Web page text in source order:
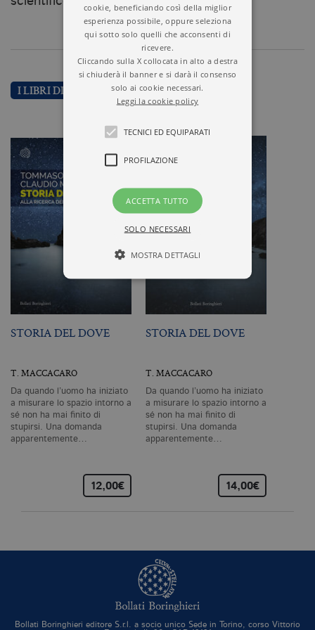
I LIBRI DI TOMMASO MACCACARO
STORIA DEL DOVE
T. MACCACARO
Da quando l’uomo ha iniziato
a misurare lo spazio intorno a
sé non ha mai finito di
stupirsi. Una domanda
apparentemente…
12,00€
STORIA DEL DOVE
T. MACCACARO
Da quando l’uomo ha iniziato
a misurare lo spazio intorno a
sé non ha mai finito di
stupirsi. Una domanda
apparentemente…
14,00€
Bollati Boringhieri editore S.r.l. a socio unico Sede in Torino, corso Vittorio
cookie, beneficiando così della miglior
esperienza possibile, oppure seleziona
qui sotto solo quelli che acconsenti di
ricevere.
Cliccando sulla X collocata in alto a destra
si chiuderà il banner e si darà il consenso
solo ai cookie necessari.
Leggi la cookie policy
TECNICI ED EQUIPARATI
PROFILAZIONE
ACCETTA TUTTO
SOLO NECESSARI
MOSTRA DETTAGLI
Tecnici ed equiparati
Profilazione
del sito Web principale come l'accesso
degli utenti e la gestione dell'account. Il
sito Web non può essere utilizzato
correttamente senza i cookie
strettamente necessari. Col rispetto
delle condizioni previste dal Garante, i
cookie analitici sono equiparati ai
Nome